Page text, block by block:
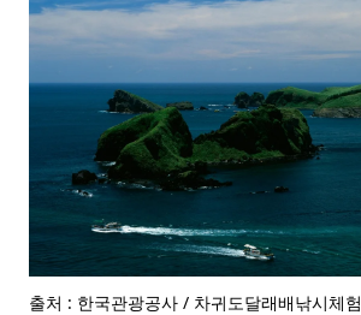
출처 : 한국관광공사 / 차귀도달래배낚시체험